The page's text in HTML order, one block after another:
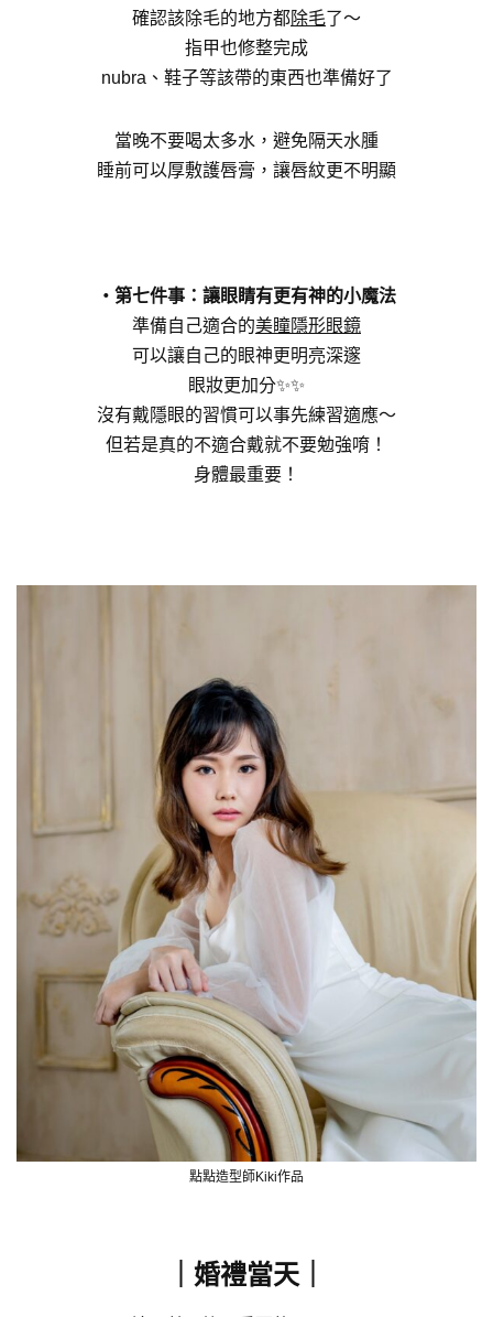
確認該除毛的地方都除毛了～
指甲也修整完成
nubra、鞋子等該帶的東西也準備好了
當晚不要喝太多水，避免隔天水腫
睡前可以厚敷護唇膏，讓唇紋更不明顯
・第七件事：讓眼睛有更有神的小魔法
準備自己適合的美瞳隱形眼鏡
可以讓自己的眼神更明亮深邃
眼妝更加分✨✨
沒有戴隱眼的習慣可以事先練習適應～
但若是真的不適合戴就不要勉強唷！
身體最重要！
點點造型師Kiki作品
｜婚禮當天